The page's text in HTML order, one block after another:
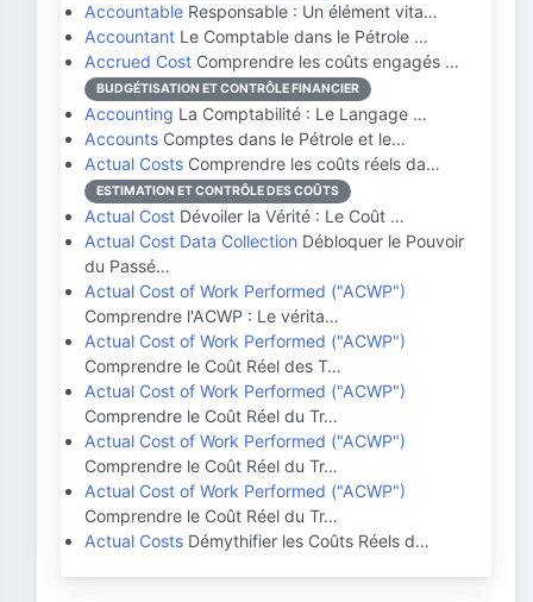
Accountable Responsable : Un élément vita…
Accountant Le Comptable dans le Pétrole …
Accrued Cost Comprendre les coûts engagés …
BUDGÉTISATION ET CONTRÔLE FINANCIER
Accounting La Comptabilité : Le Langage …
Accounts Comptes dans le Pétrole et le…
Actual Costs Comprendre les coûts réels da…
ESTIMATION ET CONTRÔLE DES COÛTS
Actual Cost Dévoiler la Vérité : Le Coût …
Actual Cost Data Collection Débloquer le Pouvoir
du Passé…
Actual Cost of Work Performed ("ACWP")
Comprendre l'ACWP : Le vérita…
Actual Cost of Work Performed ("ACWP")
Comprendre le Coût Réel des T…
Actual Cost of Work Performed ("ACWP")
Comprendre le Coût Réel du Tr…
Actual Cost of Work Performed ("ACWP")
Comprendre le Coût Réel du Tr…
Actual Cost of Work Performed ("ACWP")
Comprendre le Coût Réel du Tr…
Actual Costs Démythifier les Coûts Réels d…